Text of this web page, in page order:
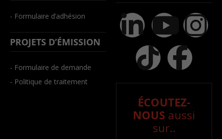
- Formulaire d’adhésion
PROJETS D’ÉMISSION
- Formulaire de demande
- Politique de traitement
ÉCOUTEZ-
NOUS aussi
sur..